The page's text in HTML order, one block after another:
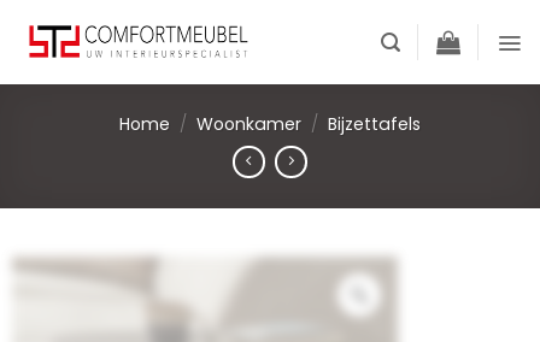
content
Home / Woonkamer / Bijzettafels